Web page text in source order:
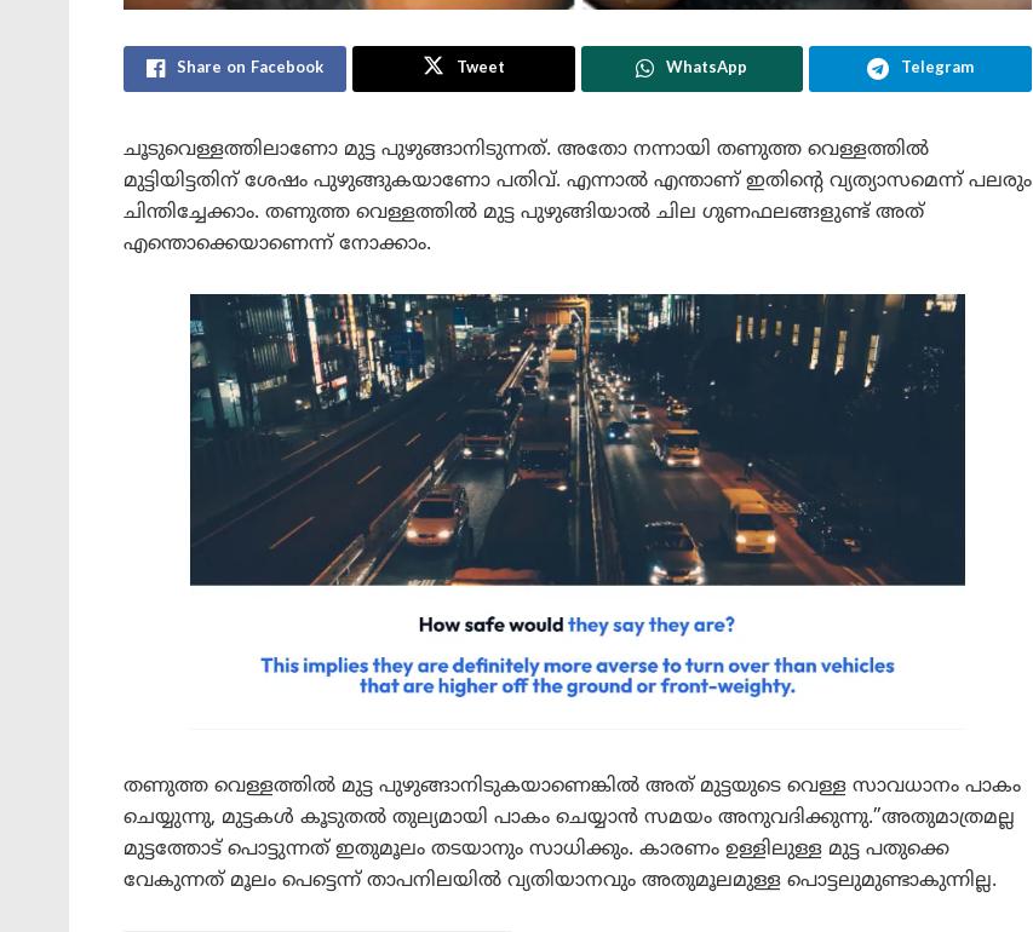
Share on Facebook Tweet WhatsApp Telegram
ചൂടുവെള്ളത്തിലാണോ മുട്ട പുഴുങ്ങാനിടുന്നത്. അതോ നന്നായി തണുത്ത വെള്ളത്തില്‍
മുട്ടിയിട്ടതിന് ശേഷം പുഴുങ്ങുകയാണോ പതിവ്. എന്നാല്‍ എന്താണ് ഇതിന്റെ വ്യത്യാസമെന്ന് പലരും
ചിന്തിച്ചേക്കാം. തണുത്ത വെള്ളത്തില്‍ മുട്ട പുഴുങ്ങിയാല്‍ ചില ഗുണഫലങ്ങളുണ്ട് അത്
എന്തൊക്കെയാണെന്ന് നോക്കാം.
തണുത്ത വെള്ളത്തില്‍ മുട്ട പുഴുങ്ങാനിടുകയാണെങ്കില്‍ അത് മുട്ടയുടെ വെള്ള സാവധാനം പാകം
ചെയ്യുന്നു, മുട്ടകള്‍ കൂടുതല്‍ തുല്യമായി പാകം ചെയ്യാന്‍ സമയം അനുവദിക്കുന്നു.”അതുമാത്രമല്ല
മുട്ടത്തോട് പൊട്ടുന്നത് ഇതുമൂലം തടയാനും സാധിക്കും. കാരണം ഉള്ളിലുള്ള മുട്ട പതുക്കെ
വേകുന്നത് മൂലം പെട്ടെന്ന് താപനിലയില്‍ വ്യതിയാനവും അതുമൂലമുള്ള പൊട്ടലുമുണ്ടാകുന്നില്ല.